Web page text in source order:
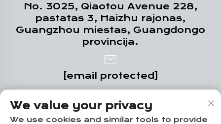
No. 3025, Qiaotou Avenue 228,
pastatas 3, Haizhu rajonas,
Guangzhou miestas, Guangdongo
provincija.
[email protected]
+86-18102719517
We value your privacy
We use cookies and similar tools to provide